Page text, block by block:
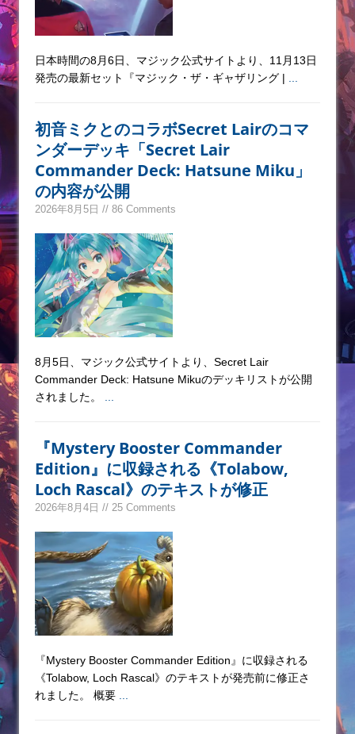
日本時間の8月6日、マジック公式サイトより、11月13日
発売の最新セット『マジック・ザ・ギャザリング |
初音ミクとのコラボSecret Lairのコマ
ンダーデッキ「Secret Lair
Commander Deck: Hatsune Miku」
の内容が公開
2026年8月5日 // 86 Comments
8月5日、マジック公式サイトより、Secret Lair
Commander Deck: Hatsune Mikuのデッキリストが公開
されました。
『Mystery Booster Commander
Edition』に収録される《Tolabow,
Loch Rascal》のテキストが修正
2026年8月4日 // 25 Comments
『Mystery Booster Commander Edition』に収録される
《Tolabow, Loch Rascal》のテキストが発売前に修正さ
れました。 概要